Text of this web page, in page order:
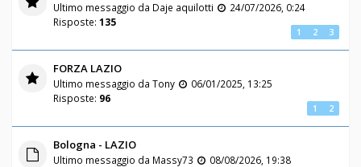
Ultimo messaggio da Daje aquilotti
24/07/2026, 0:24
Risposte: 135
1 2 3
FORZA LAZIO
Ultimo messaggio da Tony
06/01/2025, 13:25
Risposte: 96
1 2
Bologna - LAZIO
Ultimo messaggio da Massy73
08/08/2026, 19:38